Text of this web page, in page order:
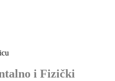
i Fizički